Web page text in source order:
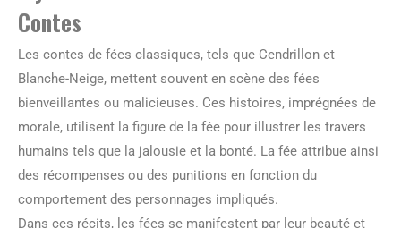
Contes
Les contes de fées classiques, tels que Cendrillon et
Blanche-Neige, mettent souvent en scène des fées
bienveillantes ou malicieuses. Ces histoires, imprégnées de
morale, utilisent la figure de la fée pour illustrer les travers
humains tels que la jalousie et la bonté. La fée attribue ainsi
des récompenses ou des punitions en fonction du
comportement des personnages impliqués.
Dans ces récits, les fées se manifestent par leur beauté et